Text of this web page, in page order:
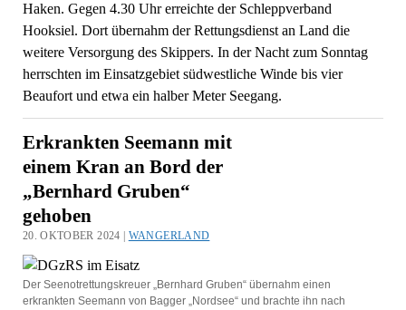
Haken. Gegen 4.30 Uhr erreichte der Schleppverband
Hooksiel. Dort übernahm der Rettungsdienst an Land die
weitere Versorgung des Skippers. In der Nacht zum Sonntag
herrschten im Einsatzgebiet südwestliche Winde bis vier
Beaufort und etwa ein halber Meter Seegang.
Erkrankten Seemann mit
einem Kran an Bord der
„Bernhard Gruben“
gehoben
20. OKTOBER 2024 | WANGERLAND
Der Seenotrettungskreuer „Bernhard Gruben“ übernahm einen
erkrankten Seemann von Bagger „Nordsee“ und brachte ihn nach